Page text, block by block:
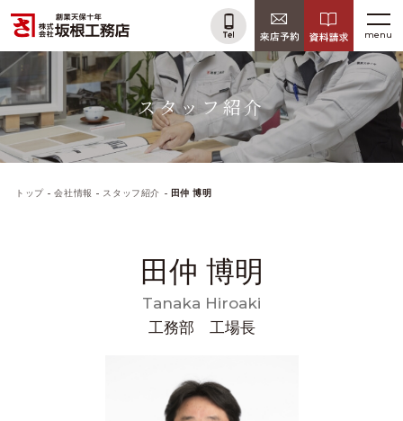
menu
スタッフ紹介
トップ 会社情報 スタッフ紹介 田仲 博明
田仲 博明
Tanaka Hiroaki
工務部 工場長